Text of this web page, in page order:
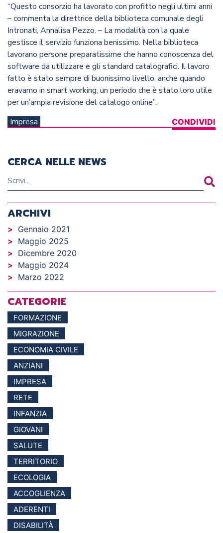
“Questo consorzio ha lavorato con profitto negli ultimi anni
– commenta la direttrice della biblioteca comunale degli
Intronati, Annalisa Pezzo. – La modalità con la quale
gestisce il servizio funziona benissimo. Nella biblioteca
lavorano persone preparatissime che hanno conoscenza del
software da utilizzare e gli standard catalografici. Il lavoro
fatto è stato sempre di buonissimo livello, anche quando
eravamo in smart working, un periodo che è stato loro utile
per un’ampia revisione del catalogo online”.
Impresa
CONDIVIDI
CERCA NELLE NEWS
ARCHIVI
Gennaio 2021
Maggio 2025
Dicembre 2020
Maggio 2024
Marzo 2022
CATEGORIE
FORMAZIONE
MIGRAZIONE
ECONOMIA CIVILE
ANZIANI
IMPRESA
RETE
INFANZIA
GIOVANI
SALUTE
TERRITORIO
ECOLOGIA
ACCOGLIENZA
ADERENTI
DISABILITÀ